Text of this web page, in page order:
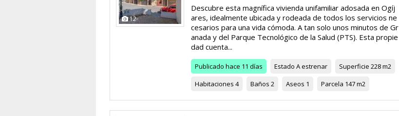
12
Descubre esta magnífica vivienda unifamiliar adosada en Ogíj
ares, idealmente ubicada y rodeada de todos los servicios ne
cesarios para una vida cómoda. A tan solo unos minutos de Gr
anada y del Parque Tecnológico de la Salud (PTS). Esta propie
dad cuenta...
Publicado hace 11 días Estado A estrenar Superficie 228 m2
Habitaciones 4 Baños 2 Aseos 1 Parcela 147 m2